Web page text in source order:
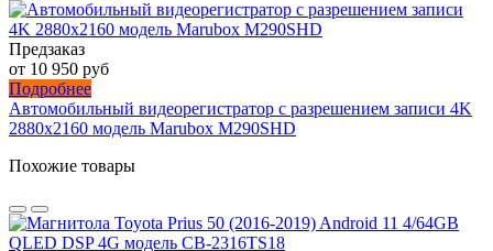
Предзаказ
от 10 950 руб
Подробнее
Автомобильный видеорегистратор с разрешением записи 4K
2880х2160 модель Marubox M290SHD
Похожие товары